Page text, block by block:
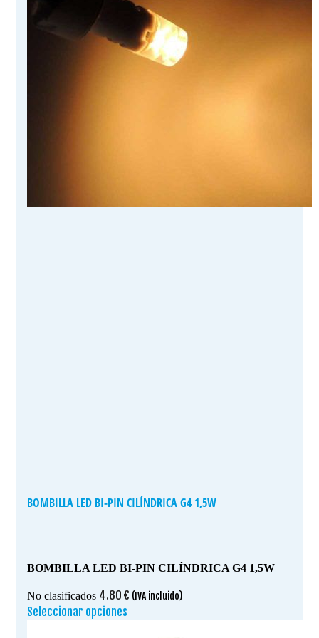
BOMBILLA LED BI-PIN CILÍNDRICA G4 1,5W
BOMBILLA LED BI-PIN CILÍNDRICA G4 1,5W
No clasificados 4.80 € (IVA incluido)
Seleccionar opciones